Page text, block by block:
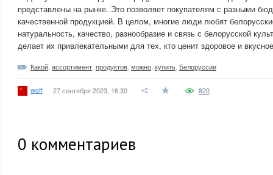
представлены на рынке. Это позволяет покупателям с разными
качественной продукцией. В целом, многие люди любят
натуральность, качество, разнообразие и связь с белорусской
делает их привлекательными для тех, кто ценит здоровое и
Какой ассортимент продуктов можно купить Белоруссии
woff 27 сентября 2023, 16:30 820
0 комментариев